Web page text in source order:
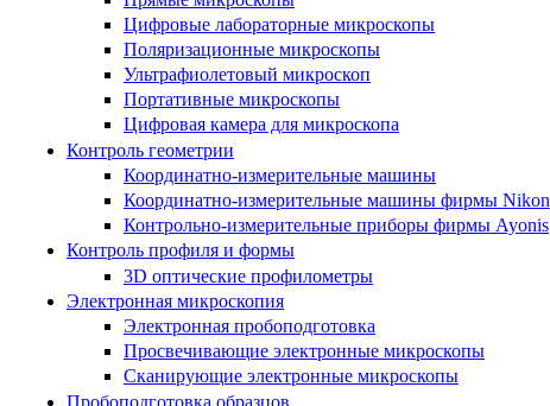
Цифровые лабораторные микроскопы
Поляризационные микроскопы
Ультрафиолетовый микроскоп
Портативные микроскопы
Цифровая камера для микроскопа
Контроль геометрии
Координатно-измерительные машины
Координатно-измерительные машины фирмы Nikon
Контрольно-измерительные приборы фирмы Ayonis
Контроль профиля и формы
3D оптические профилометры
Электронная микроскопия
Электронная пробоподготовка
Просвечивающие электронные микроскопы
Сканирующие электронные микроскопы
Пробоподготовка образцов